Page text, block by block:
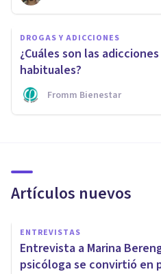
DROGAS Y ADICCIONES
¿Cuáles son las
habituales?
Fromm Bienestar
Artículos nuevos
ENTREVISTAS
Entrevista a Marina
psicóloga se convirtió en